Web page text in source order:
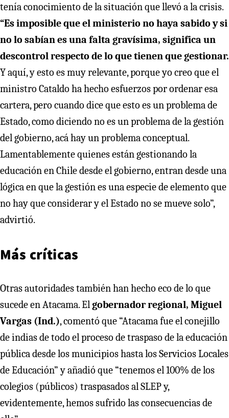
tenía conocimiento de la situación que llevó a la crisis.
“Es imposible que el ministerio no haya sabido y si
no lo sabían es una falta gravísima, significa un
descontrol respecto de lo que tienen que gestionar.
Y aquí, y esto es muy relevante, porque yo creo que el
ministro Cataldo ha hecho esfuerzos por ordenar esa
cartera, pero cuando dice que esto es un problema de
Estado, como diciendo no es un problema de la gestión
del gobierno, acá hay un problema conceptual.
Lamentablemente quienes están gestionando la
educación en Chile desde el gobierno, entran desde una
lógica en que la gestión es una especie de elemento que
no hay que considerar y el Estado no se mueve solo”,
advirtió.
Más críticas
Otras autoridades también han hecho eco de lo que
sucede en Atacama. Elgobernador regional, Miguel
Vargas (Ind.), comentó que “Atacama fue el conejillo
de indias de todo el proceso de traspaso de la educación
pública desde los municipios hasta los Servicios Locales
de Educación” y añadió que “tenemos el 100% de los
colegios (públicos) traspasados al SLEP y,
evidentemente, hemos sufrido las consecuencias de